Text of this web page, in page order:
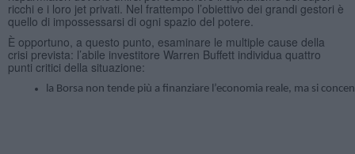
ricchi e i loro jet privati. Nel frattempo l’obiettivo dei grandi gestori è
quello di impossessarsi di ogni spazio del potere.
È opportuno, a questo punto, esaminare le multiple cause della
crisi prevista: l’abile investitore Warren Buffett individua quattro
punti critici della situazione:
la Borsa non tende più a finanziare l’economia reale, ma si